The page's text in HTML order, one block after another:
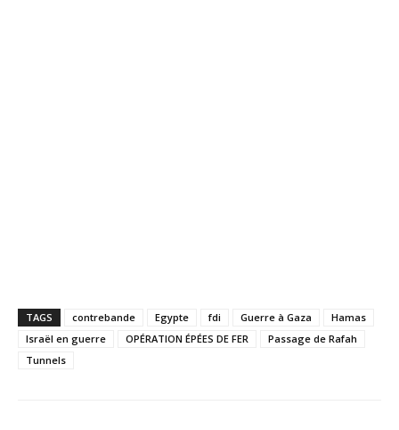
TAGS contrebande Egypte fdi Guerre à Gaza
Hamas
Israël en guerre
OPÉRATION ÉPÉES DE FER
Passage de Rafah
Tunnels